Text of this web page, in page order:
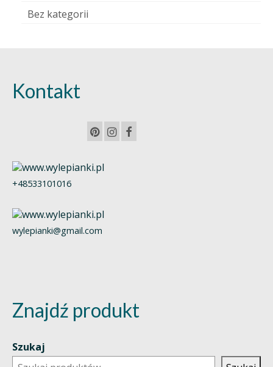
Bez kategorii
Kontakt
+48533101016
wylepianki@gmail.com
Znajdź produkt
Szukaj